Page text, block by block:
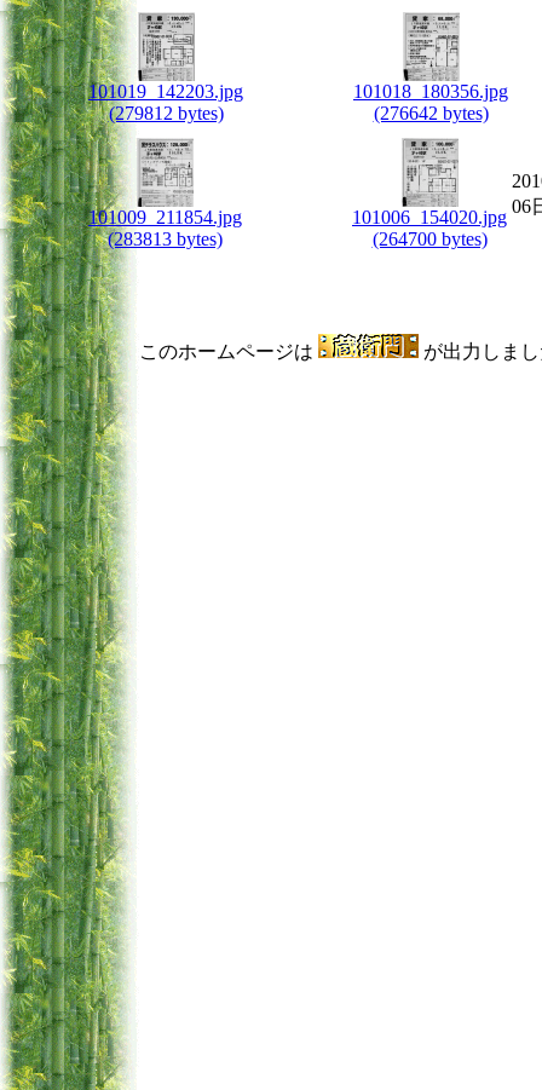
101019_142203.jpg
(279812 bytes)
101018_180356.jpg
(276642 bytes)
101009_211854.jpg
(283813 bytes)
101006_154020.jpg
(264700 bytes)
06
このホームページは が出力しま